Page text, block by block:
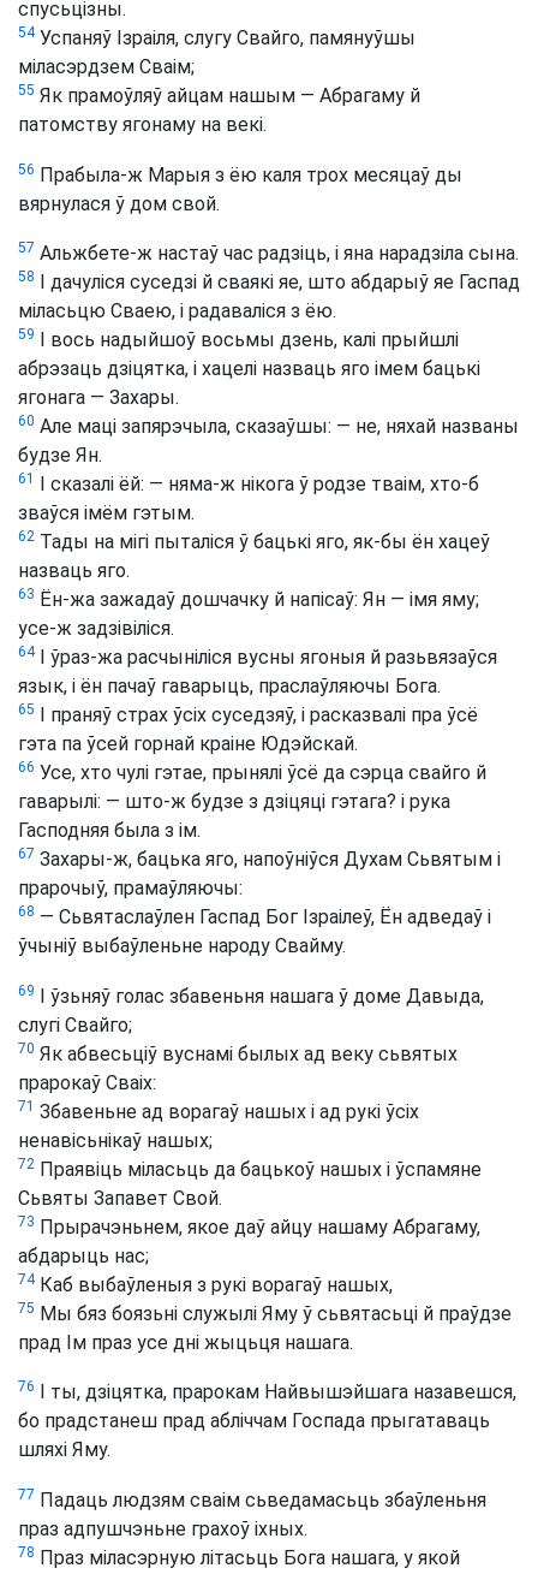
спусьцізны.
54Успаняў Ізраіля, слугу Свайго, памянуўшы
міласэрдзем Сваім;
55 Як прамоўляў айцам нашым — Абрагаму й
патомству ягонаму на векі.
56 Прабыла-ж Марыя з ёю каля трох месяцаў ды
вярнулася ў дом свой.
57 Альжбете-ж настаў час радзіць, і яна нарадзіла сына.
58
І дачуліся суседзі й сваякі яе, што абдарыў яе Гаспад
міласьцю Сваею, і радаваліся з ёю.
59
І вось надыйшоў восьмы дзень, калі прыйшлі
абрэзаць дзіцятка, і хацелі назваць яго імем бацькі
ягонага — Захары.
60 Але маці запярэчыла, сказаўшы: — не, няхай названы
будзе Ян.
61
І сказалі ёй: — няма-ж нікога ў родзе тваім, хто-б
зваўся імём гэтым.
62 Тады на мігі пыталіся ў бацькі яго, як-бы ён хацеў
назваць яго.
63 Ён-жа зажадаў дошчачку й напісаў: Ян — імя яму;
усе-ж задзівіліся.
64І ўраз-жа расчыніліся вусны ягоныя й разьвязаўся
язык, і ён пачаў гаварыць, праслаўляючы Бога.
65
І праняў страх ўсіх суседзяў, і расказвалі пра ўсё
гэта па ўсей горнай краіне Юдэйскай.
66 Усе, хто чулі гэтае, прынялі ўсё да сэрца свайго й
гаварылі: — што-ж будзе з дзіцяці гэтага? і рука
Гасподняя была з ім.
67 Захары-ж, бацька яго, напоўніўся Духам Сьвятым і
прарочыў, прамаўляючы:
68 — Сьвятаслаўлен Гаспад Бог Ізраілеў, Ён адведаў і
ўчыніў выбаўленьне народу Свайму.
69 І ўзьняў голас збавеньня нашага ў доме Давыда,
слугі Свайго;
70 Як абвесьціў вуснамі былых ад веку сьвятых
прарокаў Сваіх:
71 Збавеньне ад ворагаў нашых і ад рукі ўсіх
ненавісьнікаў нашых;
72 Праявіць міласьць да бацькоў нашых і ўспамяне
Сьвяты Запавет Свой.
73 Прырачэньнем, якое даў айцу нашаму Абрагаму,
абдарыць нас;
74Каб выбаўленыя з рукі ворагаў нашых,
75 Мы бяз боязьні служылі Яму ў сьвятасьці й праўдзе
прад Ім праз усе дні жыцьця нашага.
76
І ты, дзіцятка, прарокам Найвышэйшага назавешся,
бо прадстанеш прад абліччам Госпада прыгатаваць
шляхі Яму.
77 Падаць людзям сваім сьведамасьць збаўленьня
праз адпушчэньне грахоў іхных.
78 Праз міласэрную літасьць Бога нашага, у якой